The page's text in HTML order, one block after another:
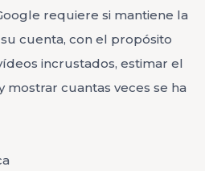
requiere si mantiene la
cuenta, con el propósito
incrustados, estimar el
mostrar cuantas veces se ha